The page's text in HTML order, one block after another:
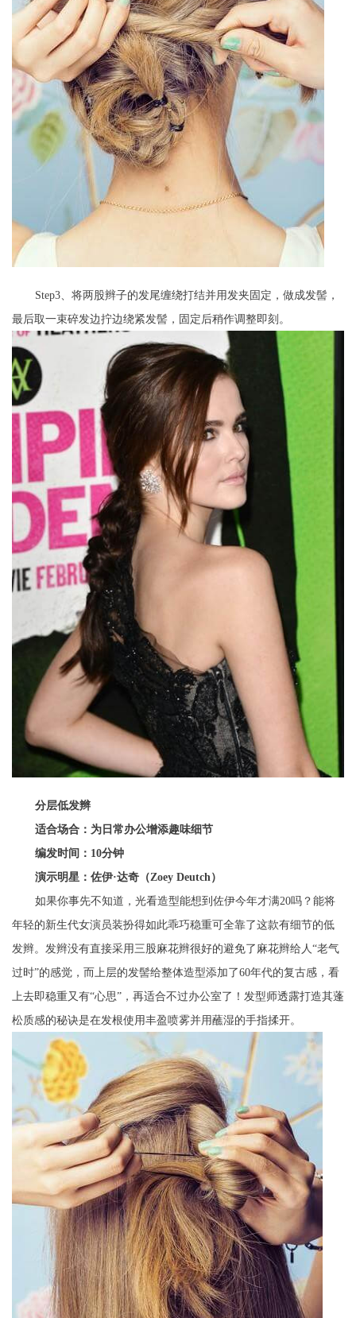
Step3、将两股辫子的发尾缠绕打结并用发夹固定，做成发髻，
最后取一束碎发边拧边绕紧发髻，固定后稍作调整即刻。
分层低发辫
适合场合：为日常办公增添趣味细节
编发时间：10分钟
演示明星：佐伊·达奇（Zoey Deutch）
如果你事先不知道，光看造型能想到佐伊今年才满20吗？能将
年轻的新生代女演员装扮得如此乖巧稳重可全靠了这款有细节的低
发辫。发辫没有直接采用三股麻花辫很好的避免了麻花辫给人“老气
过时”的感觉，而上层的发髻给整体造型添加了60年代的复古感，看
上去即稳重又有“心思”，再适合不过办公室了！发型师透露打造其蓬
松质感的秘诀是在发根使用丰盈喷雾并用蘸湿的手指揉开。